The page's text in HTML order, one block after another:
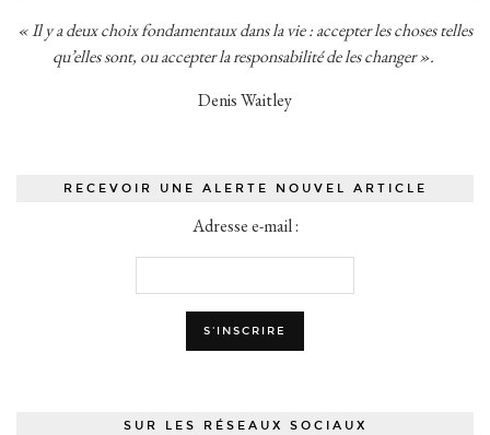
« Il y a deux choix fondamentaux dans la vie : accepter les choses telles
qu’elles sont, ou accepter la responsabilité de les changer ».
Denis Waitley
RECEVOIR UNE ALERTE NOUVEL ARTICLE
Adresse e-mail :
SUR LES RÉSEAUX SOCIAUX